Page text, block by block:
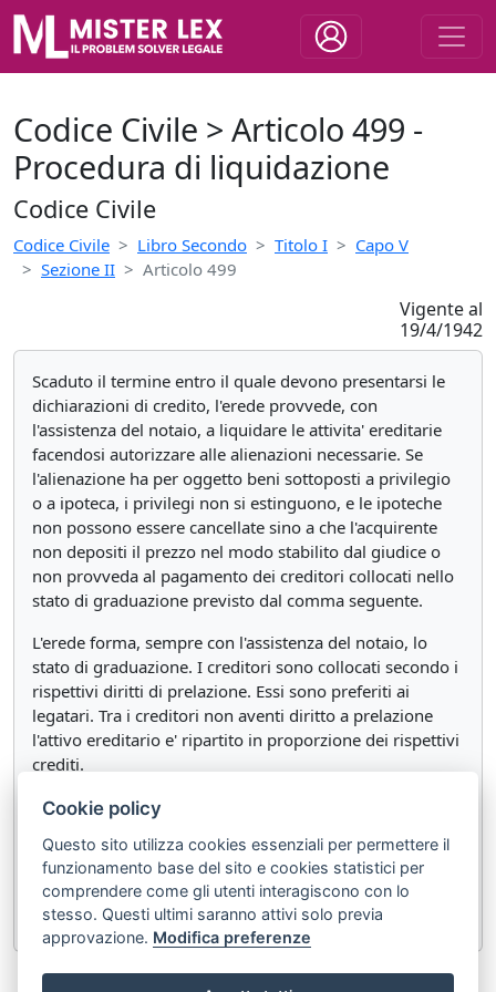
Codice Civile > Articolo 499 -
Procedura di liquidazione
Codice Civile
Codice Civile Libro Secondo Titolo I
Capo V
Sezione II
Articolo 499
Vigente al
19/4/1942
Scaduto il termine entro il quale devono presentarsi le
dichiarazioni di credito, l'erede provvede, con
l'assistenza del notaio, a liquidare le attivita' ereditarie
facendosi autorizzare alle alienazioni necessarie. Se
l'alienazione ha per oggetto beni sottoposti a privilegio
o a ipoteca, i privilegi non si estinguono, e le ipoteche
non possono essere cancellate sino a che l'acquirente
non depositi il prezzo nel modo stabilito dal giudice o
non provveda al pagamento dei creditori collocati nello
stato di graduazione previsto dal comma seguente.
L'erede forma, sempre con l'assistenza del notaio, lo
stato di graduazione. I creditori sono collocati secondo i
rispettivi diritti di prelazione. Essi sono preferiti ai
legatari. Tra i creditori non aventi diritto a prelazione
l'attivo ereditario e' ripartito in proporzione dei rispettivi
crediti.
Qualora, per soddisfare i creditori, sia necessario
legato di specie, sulla somma che residua dopo il
pagamento dei creditori il legatario di specie e' preferito
agli altri legatari.
Cookie policy
Questo sito utilizza cookies essenziali per permettere il
funzionamento base del sito e cookies statistici per
comprendere come gli utenti interagiscono con lo
stesso. Questi ultimi saranno attivi solo previa
approvazione. Modifica preferenze